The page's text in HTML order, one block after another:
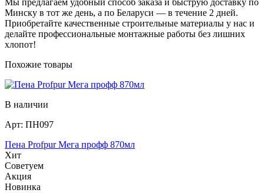
Мы предлагаем удобный способ заказа и быструю доставку по
Минску в тот же день, а по Беларуси — в течение 2 дней.
Приобретайте качественные строительные материалы у нас и
делайте профессиональные монтажные работы без лишних
хлопот!
Похожие товары
В наличии
Арт: ПН097
Пена Profpur Мега профф 870мл
Хит
Советуем
Акция
Новинка